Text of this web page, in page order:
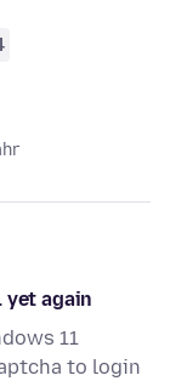
yet again
11
to login